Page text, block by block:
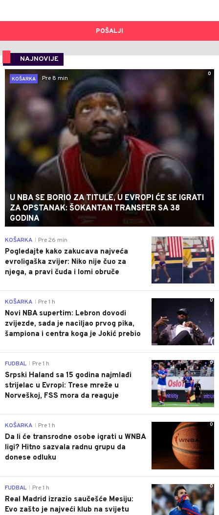
POŠALJI
NAJNOVIJE
0
KOŠARKA
Pre 8 min
U NBA SE BORIO ZA TITULE, U EVROPI ĆE SE IGRATI
ZA OPSTANAK: ŠOKANTAN TRANSFER SA 38
GODINA
0
KOŠARKA Pre 26 min
Pogledajte kako zakucava najveća
evroligaška zvijer: Niko nije čuo za
njega, a pravi čuda i lomi obruče
0
KOŠARKA Pre 1 h
Novi NBA supertim: Lebron dovodi
zvijezde, sada je naciljao prvog pika,
šampiona i centra koga je Jokić prebio
0
FUDBAL Pre 1 h
Srpski Haland sa 15 godina najmlađi
strijelac u Evropi: Trese mreže u
Norveškoj, FSS mora da reaguje
0
KOŠARKA Pre 1 h
Da li će transrodne osobe igrati u WNBA
ligi? Hitno sazvala radnu grupu da
donese odluku
0
FUDBAL Pre 1 h
Real Madrid izrazio saučešće Mesiju:
Evo zašto je najveći klub na svijetu